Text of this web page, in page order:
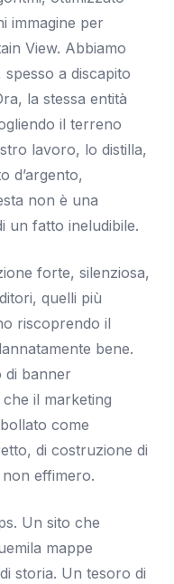
immagine per
View. Abbiamo
a discapito
la stessa entità
il terreno
lavoro, lo distilla,
d’argento,
non è una
un fatto ineludibile.
forte, silenziosa,
quelli più
riscoprendo il
bene.
di banner
il marketing
come
di costruzione di
effimero.
Un sito che
mappe
storia. Un tesoro di